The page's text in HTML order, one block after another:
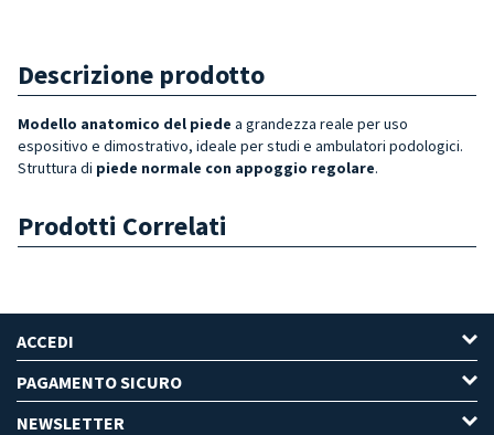
Descrizione prodotto
Modello anatomico del piede a grandezza reale per uso
espositivo e dimostrativo, ideale per studi e ambulatori podologici.
Struttura di piede normale con appoggio regolare.
Prodotti Correlati
ACCEDI
PAGAMENTO SICURO
NEWSLETTER